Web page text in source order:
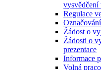
vysvědčení
Regulace
Žádost o
Žádosti o
prezentace
Informace
Volná